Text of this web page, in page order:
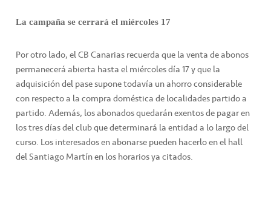
La campaña se cerrará el miércoles 17
Por otro lado, el CB Canarias recuerda que la venta de abonos
permanecerá abierta hasta el miércoles día 17 y que la
adquisición del pase supone todavía un ahorro considerable
con respecto a la compra doméstica de localidades partido a
partido. Además, los abonados quedarán exentos de pagar en
los tres días del club que determinará la entidad a lo largo del
curso. Los interesados en abonarse pueden hacerlo en el hall
del Santiago Martín en los horarios ya citados.